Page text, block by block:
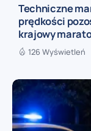
Techniczne
prędkości
krajowy
126 Wyświetleń